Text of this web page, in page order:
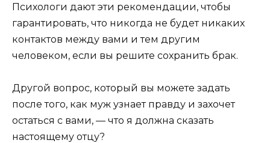
Психологи дают эти рекомендации, чтобы
гарантировать, что никогда не будет никаких
контактов между вами и тем другим
человеком, если вы решите сохранить брак.
Другой вопрос, который вы можете задать
после того, как муж узнает правду и захочет
остаться с вами, — что я должна сказать
настоящему отцу?